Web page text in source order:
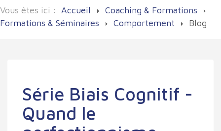
Vous êtes ici : Accueil
Coaching & Formations
Formations & Séminaires
Comportement Blog
Série Biais Cognitif -
Quand le